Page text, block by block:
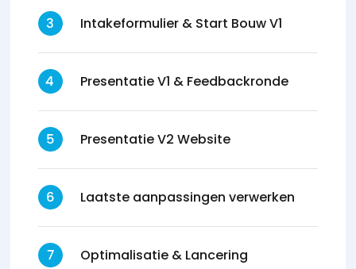
Intakeformulier & Start Bouw V1
Presentatie V1 & Feedbackronde
Presentatie V2 Website
Laatste aanpassingen verwerken
Optimalisatie & Lancering